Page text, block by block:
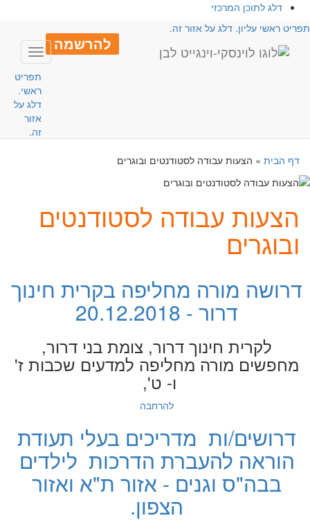
דלג לתוכן המרכזי
ראשי עליון. דלג על אזור זה.
להרשמה
Toggle
תפריט
ראשי.
דלג על
אזור
זה.
דף הבית» הצעות עבודה לסטודנטים ובוגרים
הצעות עבודה לסטודנטים
ובוגרים
דרושה מורה מחליפה בקרית חינוך
דרור - 20.12.2018
לקרית חינוך דרור, צומת בני דרור,
מחפשים מורה מחליפה למדעים שכבות ז'
ו- ט',
להרחבה
דרושים/ות מדריכים בעלי תעודת
הוראה להעברת הדרכות לילדים
בבה"ס וגנים - אזור ת"א ואזור
הצפון.